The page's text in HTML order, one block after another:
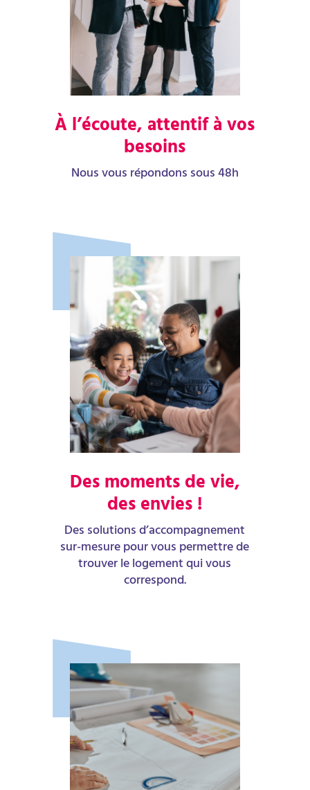
À l’écoute, attentif à vos
besoins
Nous vous répondons sous 48h
Des moments de vie,
des envies !
Des solutions d’accompagnement
sur-mesure pour vous permettre de
trouver le logement qui vous
correspond.